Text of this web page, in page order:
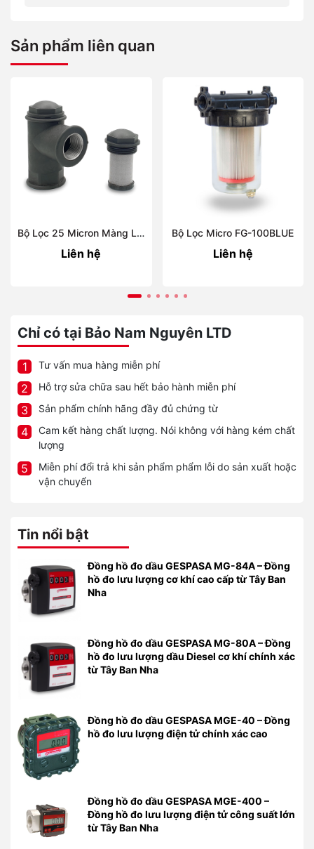
Sản phẩm liên quan
Bộ Lọc 25 Micron Màng Lọc INOX 1 Inch FUP-1Blue
Liên hệ
Bộ Lọc Micro FG-100BLUE
Liên hệ
Chỉ có tại Bảo Nam Nguyên LTD
1 Tư vấn mua hàng miễn phí
2 Hỗ trợ sửa chữa sau hết bảo hành miễn phí
3 Sản phẩm chính hãng đầy đủ chứng từ
4
Cam kết hàng chất lượng. Nói không với hàng kém chất
lượng
5
Miễn phí đổi trả khi sản phẩm phẩm lỗi do sản xuất hoặc
vận chuyển
Tin nổi bật
Đồng hồ đo dầu GESPASA MG-84A – Đồng
hồ đo lưu lượng cơ khí cao cấp từ Tây Ban
Nha
Đồng hồ đo dầu GESPASA MG-80A – Đồng
hồ đo lưu lượng dầu Diesel cơ khí chính xác
từ Tây Ban Nha
Đồng hồ đo dầu GESPASA MGE-40 – Đồng
hồ đo lưu lượng điện tử chính xác cao
Đồng hồ đo dầu GESPASA MGE-400 –
Đồng hồ đo lưu lượng điện tử công suất lớn
từ Tây Ban Nha